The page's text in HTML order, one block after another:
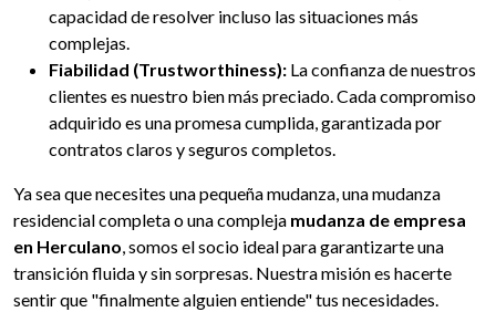
capacidad de resolver incluso las situaciones más
complejas.
Fiabilidad (Trustworthiness): La confianza de nuestros
clientes es nuestro bien más preciado. Cada compromiso
adquirido es una promesa cumplida, garantizada por
contratos claros y seguros completos.
Ya sea que necesites una pequeña mudanza, una mudanza
residencial completa o una compleja mudanza de empresa
en Herculano, somos el socio ideal para garantizarte una
transición fluida y sin sorpresas. Nuestra misión es hacerte
sentir que "finalmente alguien entiende" tus necesidades.